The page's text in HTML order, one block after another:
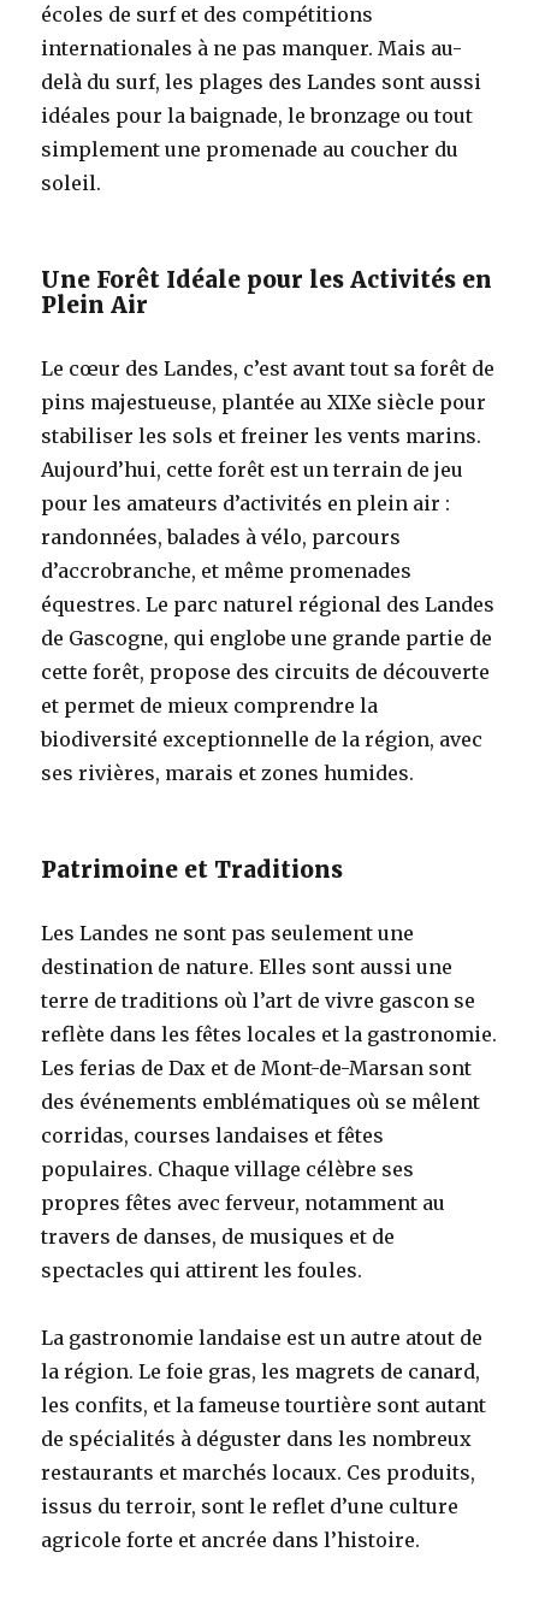
écoles de surf et des compétitions
internationales à ne pas manquer. Mais au-
delà du surf, les plages des Landes sont aussi
idéales pour la baignade, le bronzage ou tout
simplement une promenade au coucher du
soleil.
Une Forêt Idéale pour les Activités en
Plein Air
Le cœur des Landes, c’est avant tout sa forêt de
pins majestueuse, plantée au XIXe siècle pour
stabiliser les sols et freiner les vents marins.
Aujourd’hui, cette forêt est un terrain de jeu
pour les amateurs d’activités en plein air :
randonnées, balades à vélo, parcours
d’accrobranche, et même promenades
équestres. Le parc naturel régional des Landes
de Gascogne, qui englobe une grande partie de
cette forêt, propose des circuits de découverte
et permet de mieux comprendre la
biodiversité exceptionnelle de la région, avec
ses rivières, marais et zones humides.
Patrimoine et Traditions
Les Landes ne sont pas seulement une
destination de nature. Elles sont aussi une
terre de traditions où l’art de vivre gascon se
reflète dans les fêtes locales et la gastronomie.
Les ferias de Dax et de Mont-de-Marsan sont
des événements emblématiques où se mêlent
corridas, courses landaises et fêtes
populaires. Chaque village célèbre ses
propres fêtes avec ferveur, notamment au
travers de danses, de musiques et de
spectacles qui attirent les foules.
La gastronomie landaise est un autre atout de
la région. Le foie gras, les magrets de canard,
les confits, et la fameuse tourtière sont autant
de spécialités à déguster dans les nombreux
restaurants et marchés locaux. Ces produits,
issus du terroir, sont le reflet d’une culture
agricole forte et ancrée dans l’histoire.